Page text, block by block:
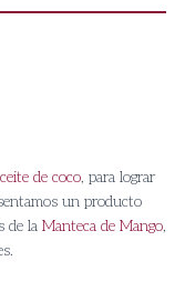
de coco, para lograr
un producto
de la Manteca de Mango,